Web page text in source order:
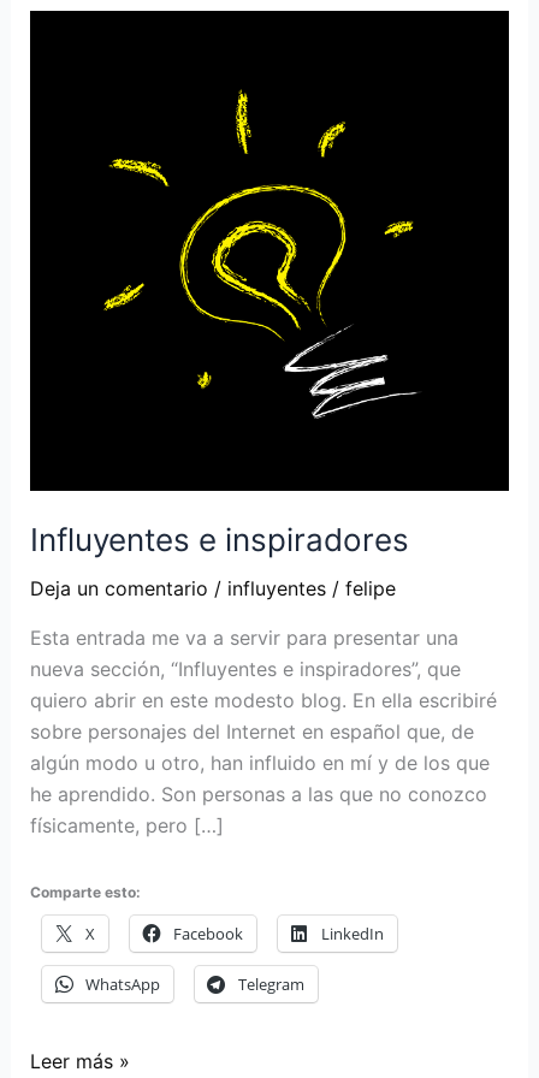
Influyentes e inspiradores
Deja un comentario / influyentes/ felipe
Esta entrada me va a servir para presentar una
nueva sección, “Influyentes e inspiradores”, que
quiero abrir en este modesto blog. En ella escribiré
sobre personajes del Internet en español que, de
algún modo u otro, han influido en mí y de los que
he aprendido. Son personas a las que no conozco
físicamente, pero […]
Comparte esto:
X Facebook LinkedIn
WhatsApp Telegram
Influyentes
Leer más »